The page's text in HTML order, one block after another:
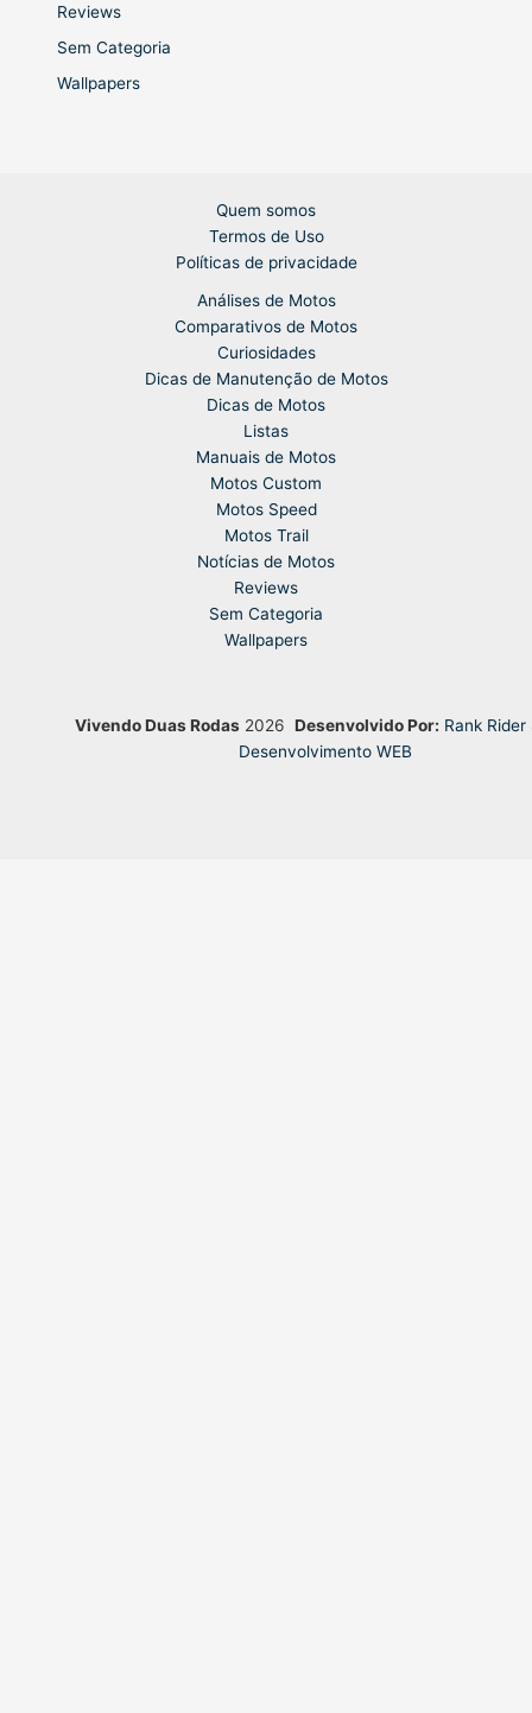
Reviews
Sem Categoria
Wallpapers
Quem somos
Termos de Uso
Políticas de privacidade
Análises de Motos
Comparativos de Motos
Curiosidades
Dicas de Manutenção de Motos
Dicas de Motos
Listas
Manuais de Motos
Motos Custom
Motos Speed
Motos Trail
Notícias de Motos
Reviews
Sem Categoria
Wallpapers
Vivendo Duas Rodas2026 Desenvolvido Por: Rank Rider
Desenvolvimento WEB